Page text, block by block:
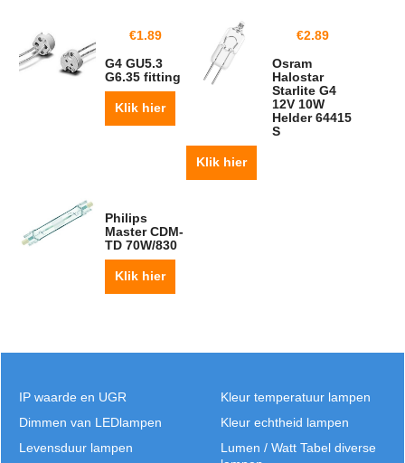
€1.89
G4 GU5.3
G6.35 fitting
Klik hier
€2.89
Osram
Halostar
Starlite G4
12V 10W
Helder 64415
S
Klik hier
Philips
Master CDM-
TD 70W/830
Klik hier
Kleur temperatuur lampen
Kleur echtheid lampen
Lumen / Watt Tabel diverse
IP waarde en UGR
Dimmen van LEDlampen
Levensduur lampen